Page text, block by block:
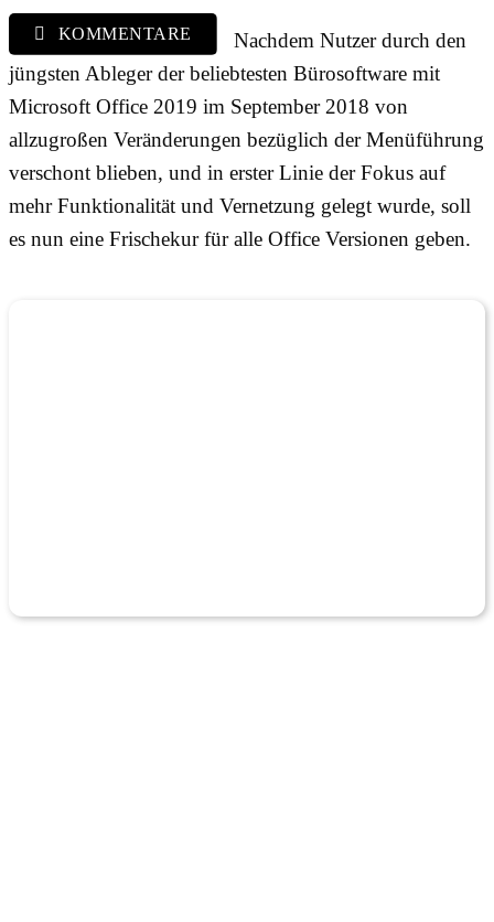
KOMMENTARE
Nachdem Nutzer durch den
jüngsten Ableger der beliebtesten Bürosoftware mit
Microsoft Office 2019 im September 2018 von
allzugroßen Veränderungen bezüglich der Menüführung
verschont blieben, und in erster Linie der Fokus auf
mehr Funktionalität und Vernetzung gelegt wurde, soll
es nun eine Frischekur für alle Office Versionen geben.